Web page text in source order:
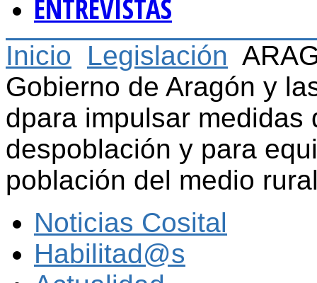
ENTREVISTAS
Inicio Legislación
Gobierno de Aragón y
dpara impulsar medidas
despoblación y para
población del medio
Noticias Cosital
Habilitad@s